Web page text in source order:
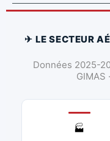
✈ LE SECTEUR
Données 2025-
GIMAS
🏭